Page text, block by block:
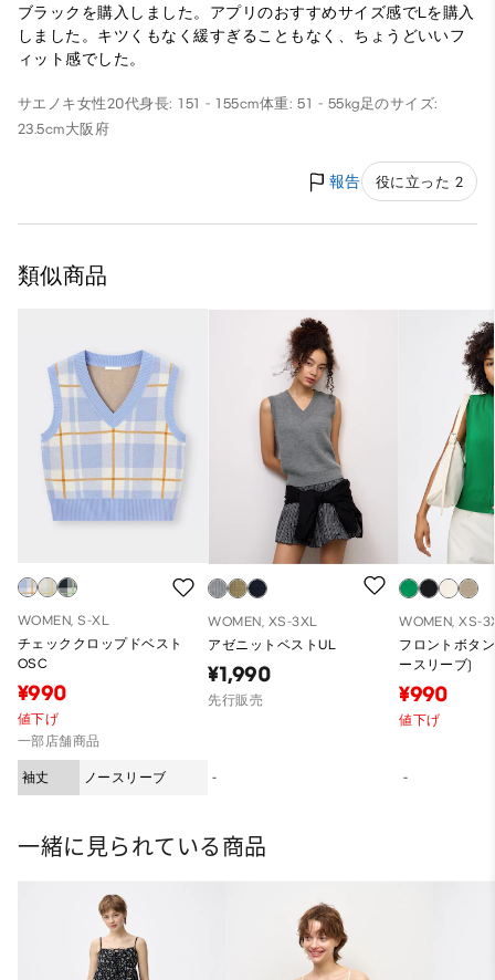
ブラックを購入しました。アプリのおすすめサイズ感でLを購入
しました。キツくもなく緩すぎることもなく、ちょうどいいフ
ィット感でした。
サエノキ女性20代身長: 151 - 155cm体重: 51 - 55kg足のサイズ:
23.5cm大阪府
報告 役に立った 2
類似商品
WOMEN, S-XL
チェッククロップドベスト
OSC
¥990
値下げ
一部店舗商品
袖丈 ノースリーブ
WOMEN, XS-3XL
アゼニットベストUL
¥1,990
先行販売
-
WOMEN, XS-
フロントボタ
ースリーブ)
¥990
値下げ
-
一緒に見られている商品